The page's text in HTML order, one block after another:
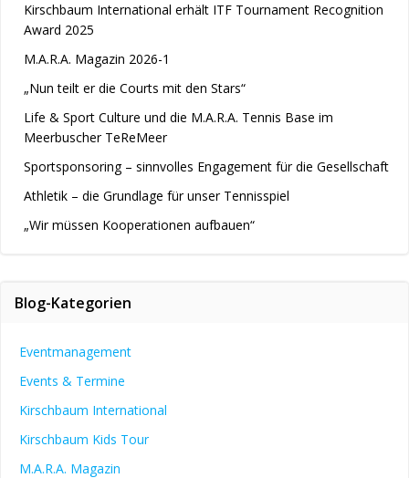
Kirschbaum International erhält ITF Tournament Recognition
Award 2025
M.A.R.A. Magazin 2026-1
„Nun teilt er die Courts mit den Stars“
Life & Sport Culture und die M.A.R.A. Tennis Base im
Meerbuscher TeReMeer
Sportsponsoring – sinnvolles Engagement für die Gesellschaft
Athletik – die Grundlage für unser Tennisspiel
„Wir müssen Kooperationen aufbauen“
Blog-Kategorien
Eventmanagement
Events & Termine
Kirschbaum International
Kirschbaum Kids Tour
M.A.R.A. Magazin